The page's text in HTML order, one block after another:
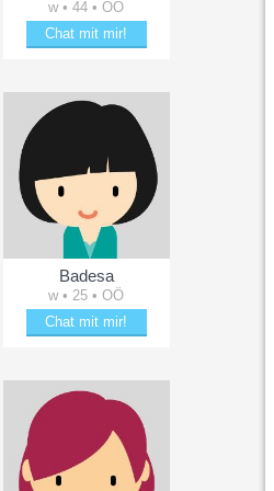
w • 44 • OÖ
Chat mit mir!
Badesa
w • 25 • OÖ
Chat mit mir!